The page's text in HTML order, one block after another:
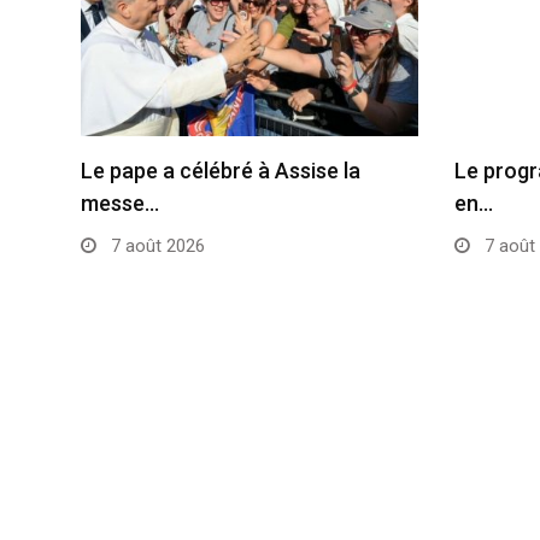
Le pape a célébré à Assise la
messe…
7 août 2026
Le
en…
7 août